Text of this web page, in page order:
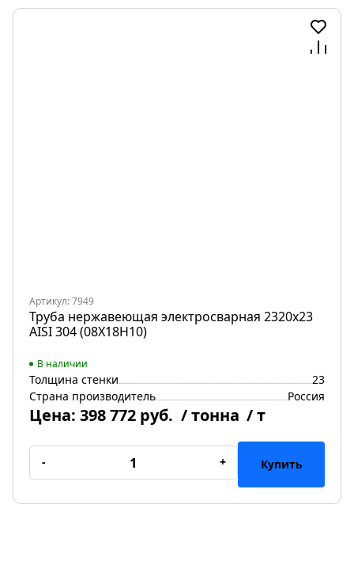
Артикул: 7949
Труба нержавеющая электросварная 2320х23
AISI 304 (08Х18Н10)
В наличии
Толщина стенки
23
Страна производитель
Россия
Цена: 398 772 руб. / тонна / т
- + Купить